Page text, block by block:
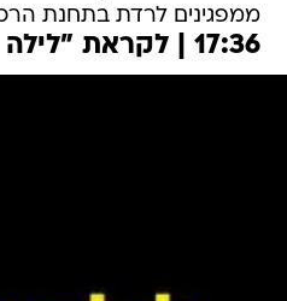
ממפגינים לרדת בתחנת
17:36 | לקראת "לילה של התנגדות"